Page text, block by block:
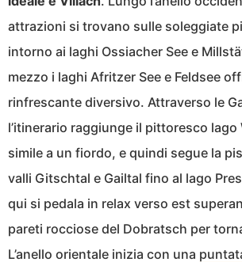
attrazioni si trovano sulle soleggiate
intorno ai laghi Ossiacher See e
mezzo i laghi Afritzer See e Feldsee
rinfrescante diversivo. Attraverso le
l’itinerario raggiunge il pittoresco lago
simile a un fiordo, e quindi segue la
valli Gitschtal e Gailtal fino al lago
qui si pedala in relax verso est
pareti rocciose del Dobratsch per
L’anello orientale inizia con una